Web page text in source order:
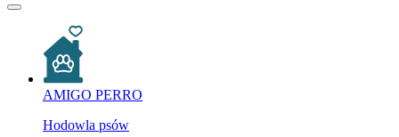
AMIGO PERRO
Hodowla psów